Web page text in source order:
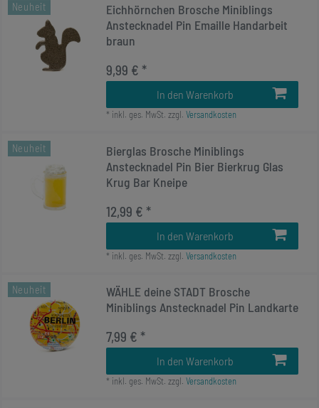
Neuheit
Eichhörnchen Brosche Miniblings
Anstecknadel Pin Emaille Handarbeit
braun
9,99 € *
In den Warenkorb
* inkl. ges. MwSt. zzgl. Versandkosten
Neuheit
Bierglas Brosche Miniblings
Anstecknadel Pin Bier Bierkrug Glas
Krug Bar Kneipe
12,99 € *
In den Warenkorb
* inkl. ges. MwSt. zzgl. Versandkosten
Neuheit
WÄHLE deine STADT Brosche
Miniblings Anstecknadel Pin Landkarte
7,99 € *
In den Warenkorb
* inkl. ges. MwSt. zzgl. Versandkosten